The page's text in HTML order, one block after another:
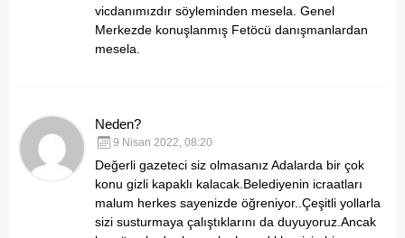
vicdanımızdır söyleminden mesela. Genel
Merkezde konuşlanmış Fetöcü danışmanlardan
mesela.
Neden?
9 Nisan 2022, 08:20
Değerli gazeteci siz olmasanız Adalarda bir çok
konu gizli kapaklı kalacak.Belediyenin icraatları
malum herkes sayenizde öğreniyor..Çeşitli yollarla
sizi susturmaya çalıştıklarını da duyuyoruz.Ancak